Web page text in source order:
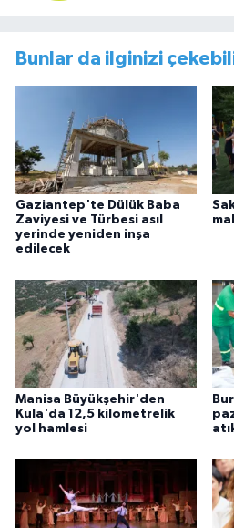
Bunlar da ilginizi
Gaziantep'te Dülük Baba
Zaviyesi ve Türbesi asıl
yerinde yeniden inşa
edilecek
Manisa Büyükşehir'den
Kula'da 12,5 kilometrelik
yol hamlesi